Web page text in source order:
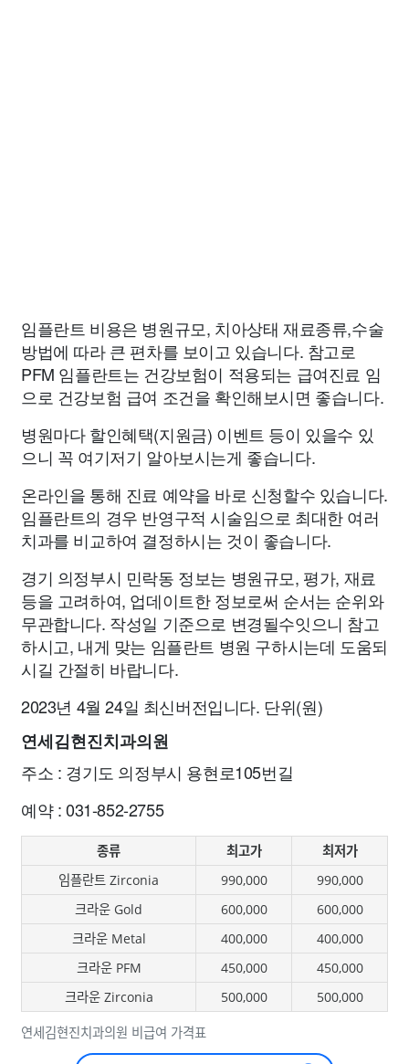
임플란트 비용은 병원규모, 치아상태 재료종류,수술
방법에 따라 큰 편차를 보이고 있습니다. 참고로
PFM 임플란트는 건강보험이 적용되는 급여진료 임
으로 건강보험 급여 조건을 확인해보시면 좋습니다.
병원마다 할인혜택(지원금) 이벤트 등이 있을수 있
으니 꼭 여기저기 알아보시는게 좋습니다.
온라인을 통해 진료 예약을 바로 신청할수 있습니다.
임플란트의 경우 반영구적 시술임으로 최대한 여러
치과를 비교하여 결정하시는 것이 좋습니다.
경기 의정부시 민락동 정보는 병원규모, 평가, 재료
등을 고려하여, 업데이트한 정보로써 순서는 순위와
무관합니다. 작성일 기준으로 변경될수잇으니 참고
하시고, 내게 맞는 임플란트 병원 구하시는데 도움되
시길 간절히 바랍니다.
2023년 4월 24일 최신버전입니다. 단위(원)
연세김현진치과의원
주소 : 경기도 의정부시 용현로105번길
예약 : 031-852-2755
연세김현진치과의원 비급여 가격표
종류 최고가
최저가
임플란트 Zirconia
990,000
990,000
크라운 Gold
600,000
600,000
크라운 Metal
400,000
400,000
크라운 PFM
450,000
450,000
크라운 Zirconia
500,000 500,000